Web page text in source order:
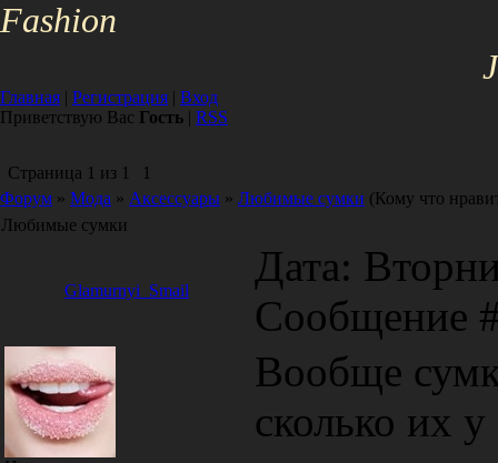
Fashion
J
Главная | Регистрация | Вход
Приветствую Вас Гость | RSS
Страница 1 из 1
1
Форум » Мода » Аксессуары » Любимые сумки (Кому что
Любимые сумки
Glamurnyi_Smail
Дата:
Сообщение
Вообще
сколько их